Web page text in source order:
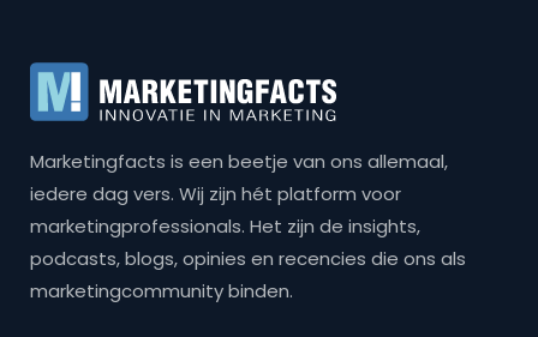
Marketingfacts is een beetje van ons allemaal,
iedere dag vers. Wij zijn hét platform voor
marketingprofessionals. Het zijn de insights,
podcasts, blogs, opinies en recencies die ons als
marketingcommunity binden.